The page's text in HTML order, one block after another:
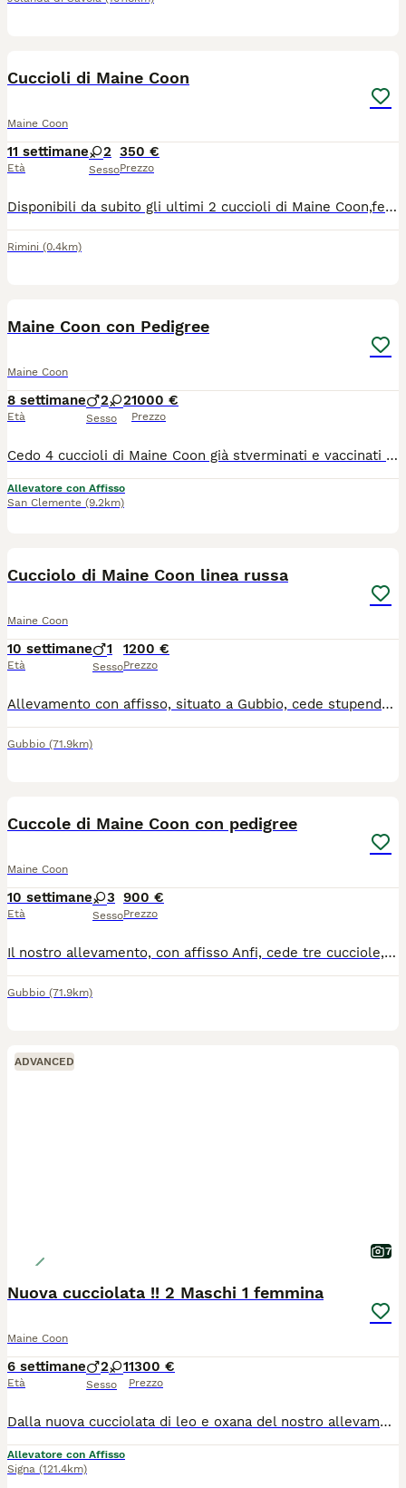
Cuccioli di Maine Coon
Maine Coon
11 settimane
Età
2
Sesso
350 €
Prezzo
Disponibili da subito gli ultimi 2 cuccioli di Maine Coon,femmine di 2 mesi già compiuti,nate ed allevate in famiglia con tanto amore e dedizione, ottimo carattere, estremamente affettuose,abituate all' uso della lettiera e il tiragraffi,visitate dal veterinario con doppia sverminazione e profiassi antiparassitaria esterna.per maggiori informazioni contattatemi tramite WhatsApp al 3889944741
Rimini (0.4km)
Maine Coon con Pedigree
Maine Coon
8 settimane
Età
2 2
Sesso
1000 €
Prezzo
Cedo 4 cuccioli di Maine Coon già stverminati e vaccinati ,test genetici dei genitori documentati e visibili verranno ceduti dopo il terzo mese di età con pedigree da compagnia oppure no ma a prezzo differente ,il nostro è un allevamento con regolare affisso tutti I nostri Maine Coon vivono in casa con noi per ulteriori informazioni contattare Silvia al numero WhatsApp 3408029993.
Allevatore con Affisso
San Clemente (9.2km)
Cucciolo di Maine Coon linea russa
Maine Coon
10 settimane
Età
1
Sesso
1200 €
Prezzo
Allevamento con affisso, situato a Gubbio, cede stupendo cucciolo di Maine Coon black tabby. Nato il 28 Maggio sarà disponibile all' adozione i primi di settembre. Al momento della cessione avrà libretto sanitario con doppia vaccinazione e trattamento antiparassitario, microchip, pedigree Anfi, principali test genetici ed ecocardio dei genitori negativi , regolare contratto di cessione e kit alimentare di benvenuto. Abituato all'uso della lettiera, del tiragraffi e al contatto con i bambini. Per info, foto e video contattateci ! Gradita piccola presentazione !
Gubbio (71.9km)
Cuccole di Maine Coon con pedigree
Maine Coon
10 settimane
Età
3
Sesso
900 €
Prezzo
Il nostro allevamento, con affisso Anfi, cede tre cucciole, nate il 28 Maggio, linea russa: una bellissima black tabby dalle orecchie lunghissime e due blue high silver tabby dal manto fantastico . Al momento della cessione avranno libretto sanitario con doppia vaccinazione e trattamento antiparassitario, microchip, pedigree Anfi, principali test genetici negativi (HCM, PKDEF, SMA,FIV e Felv) ed ecocardio nella norma di entrambe i genitori, regolare contratto di cessione da compagnia, kit alimentare di benvenuto. Le cucciole sono abituate all' uso della lettiera e del tiragraffi e alla presenza dei bambini. Possibilità di venire a trovarci in allevamento senza impegno ovviamente! Per ulteriori foto, video o info siamo a disposizione!
Gubbio (71.9km)
ADVANCED
7
Nuova cucciolata !! 2 Maschi 1 femmina
Maine Coon
6 settimane
Età
2 1
Sesso
1300 €
Prezzo
Dalla nuova cucciolata di leo e oxana del nostro allevamento, sono disponibili alla prenotazione 3 gattini 2 maschi (Black Tabby with White) 1 femmina (Black Tortie with White) i gattini verrano ceduti a fine settembre dopo 3 mesi e una settimana in cui saranno abituati al contatto umano ai bambini alle aspirapolveri e alla vita in famiglia in generale. Verranno ceduti sverminati, vaccinati, con microchip e pedigree afi-wcf. Genitori esenti da patologie e sempre visibili presso il nostro allevamento. Foto dei gattini a 14 giorni
Allevatore con Affisso
Signa (121.4km)